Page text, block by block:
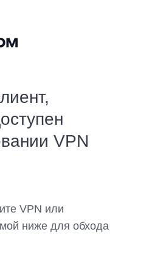
VPN
VPN или
ниже для обхода